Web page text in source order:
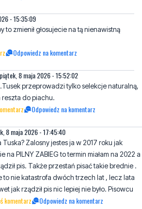
Odpowiedz na komentarz
przeprowadzi tylko selekcje naturalną,
Odpowiedz na komentarz
8 maja 2026 - 17:45:40
Zalosny jestes ja w 2017 roku jak
pis. Także przestań pisać takie brednie .
to nie katastrofa dwóch trzech lat , lecz lata
jak rządził pis nic lepiej nie było. Pisowcu
komentarz Odpowiedz na komentarz
sobota, 9 maja 2026 - 12:11:23
wypisujesz żałosna kobieto, chyba tobie się